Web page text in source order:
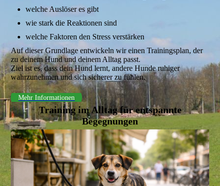
welche Auslöser es gibt
wie stark die Reaktionen sind
welche Faktoren den Stress verstärken
Auf dieser Grundlage entwickeln wir einen Trainingsplan, der
zu deinem Hund und deinem Alltag passt.
Ziel ist es, dass dein Hund lernt, andere Hunde ruhiger
wahrzunehmen und sich sicherer zu fühlen.
Mehr Informationen
Training im Alltag für entspannte
Begegnungen